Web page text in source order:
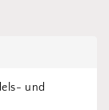
und